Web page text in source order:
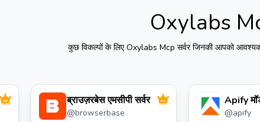
Oxylabs
कुछ विकल्पों के लिएOxylabs Mcp सर्वरजिनकी आपको
ब्राउज़रबेस एमसीपी सर्वर
@browserbase
Apify
(mcp)
@apify